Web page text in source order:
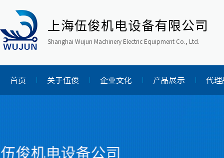
上海伍俊机电设备有限公司
Shanghai Wujun Machinery Electric Equipment Co., Ltd.
首页 关于伍俊 企业文化 产品展示 代理